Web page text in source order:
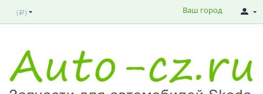
( Р ) Ваш город